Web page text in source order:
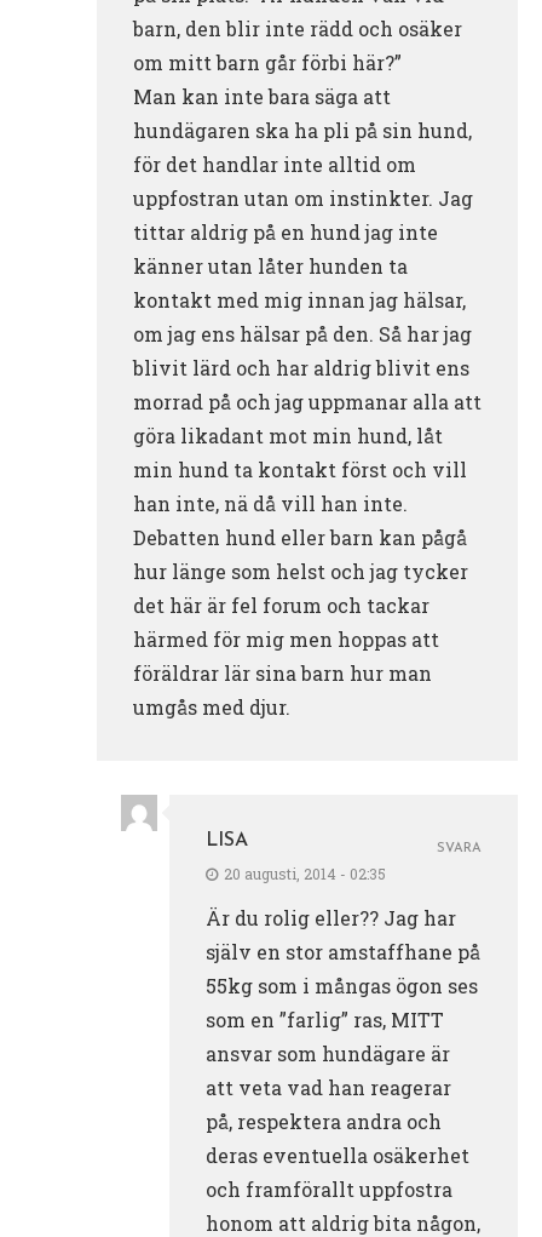
barn, den blir inte rädd och osäker
om mitt barn går förbi här?”
Man kan inte bara säga att
hundägaren ska ha pli på sin hund,
för det handlar inte alltid om
uppfostran utan om instinkter. Jag
tittar aldrig på en hund jag inte
känner utan låter hunden ta
kontakt med mig innan jag hälsar,
om jag ens hälsar på den. Så har jag
blivit lärd och har aldrig blivit ens
morrad på och jag uppmanar alla att
göra likadant mot min hund, låt
min hund ta kontakt först och vill
han inte, nä då vill han inte.
Debatten hund eller barn kan pågå
hur länge som helst och jag tycker
det här är fel forum och tackar
härmed för mig men hoppas att
föräldrar lär sina barn hur man
umgås med djur.
LISA
20 augusti, 2014 - 02:35
Är du rolig eller?? Jag har
själv en stor amstaffhane på
55kg som i mångas ögon ses
som en ”farlig” ras, MITT
ansvar som hundägare är
att veta vad han reagerar
på, respektera andra och
deras eventuella osäkerhet
och framförallt uppfostra
honom att aldrig bita någon,
SVARA